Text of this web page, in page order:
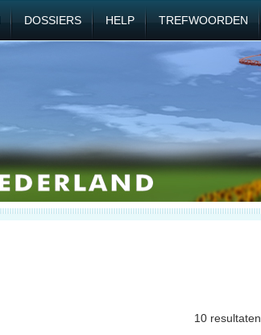
DOSSIERS HELP TREFWOORDEN
10 resultaten